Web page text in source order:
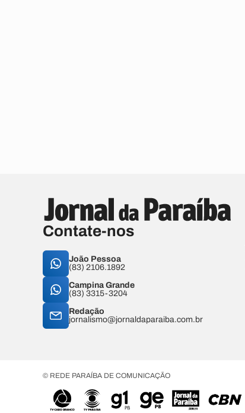
Contate-nos
João Pessoa
(83) 2106.1892
Campina Grande
(83) 3315-3204
Redação
jornalismo@jornaldaparaiba.com.br
© REDE PARAÍBA DE COMUNICAÇÃO